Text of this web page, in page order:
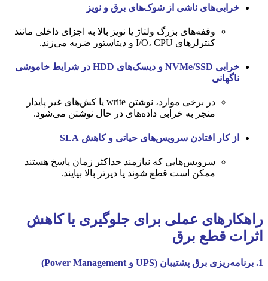
خرابی‌های ناشی از شوک‌های برق و نویز
وقفه‌های بزرگ ولتاژ یا نویز بالا به اجزای داخلی مانند
کنترلرهای I/O، CPU و دیتاستور ضربه می‌زند.
خرابی NVMe/SSD و دیسک‌های HDD در شرایط خاموشی
ناگهانی
در برخی موارد، نوشتن write یا کش‌های غیر پایدار
منجر به خرابی داده‌های در حال نوشتن می‌شود.
از کار افتادن سرویس‌های حیاتی و کاهش SLA
سرویس‌هایی که نیازمند حداکثر زمان پاسخ هستند
ممکن است قطع شوند یا دیرتر بالا بیایند.
راهکارهای عملی برای جلوگیری یا کاهش
اثرات قطع برق
1. برنامه‌ریزی برق پشتیبان (UPS و Power Management)